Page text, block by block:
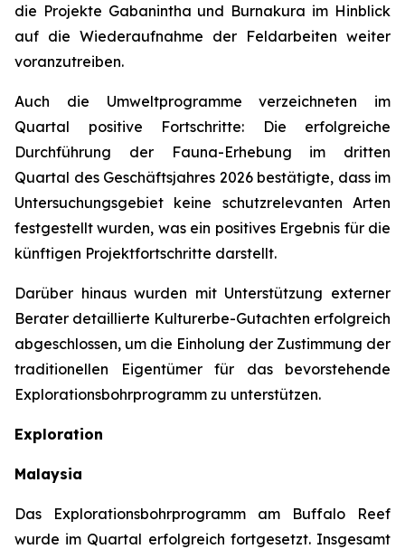
die Projekte Gabanintha und Burnakura im Hinblick
auf die Wiederaufnahme der Feldarbeiten weiter
voranzutreiben.
Auch die Umweltprogramme verzeichneten im
Quartal positive Fortschritte: Die erfolgreiche
Durchführung der Fauna-Erhebung im dritten
Quartal des Geschäftsjahres 2026 bestätigte, dass im
Untersuchungsgebiet keine schutzrelevanten Arten
festgestellt wurden, was ein positives Ergebnis für die
künftigen Projektfortschritte darstellt.
Darüber hinaus wurden mit Unterstützung externer
Berater detaillierte Kulturerbe-Gutachten erfolgreich
abgeschlossen, um die Einholung der Zustimmung der
traditionellen Eigentümer für das bevorstehende
Explorationsbohrprogramm zu unterstützen.
Exploration
Malaysia
Das Explorationsbohrprogramm am Buffalo Reef
wurde im Quartal erfolgreich fortgesetzt. Insgesamt